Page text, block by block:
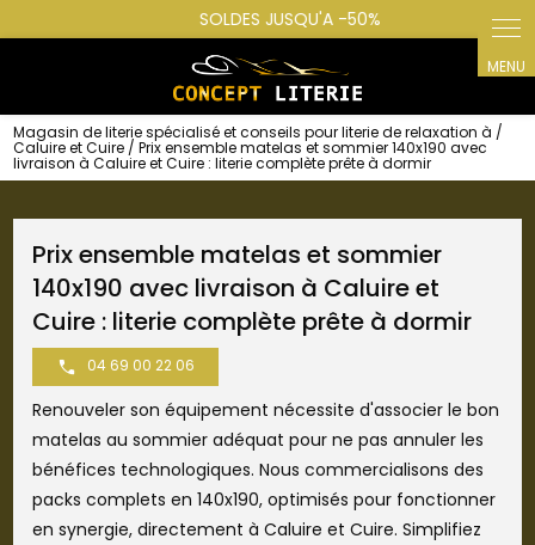
Magasin de literie spécialisé et conseils pour literie de relaxation à /
Caluire et Cuire / Prix ensemble matelas et sommier 140x190 avec
livraison à Caluire et Cuire : literie complète prête à dormir
Prix ensemble matelas et sommier
140x190 avec livraison à Caluire et
Cuire : literie complète prête à dormir
04 69 00 22 06
Renouveler son équipement nécessite d'associer le bon
matelas au sommier adéquat pour ne pas annuler les
bénéfices technologiques. Nous commercialisons des
packs complets en 140x190, optimisés pour fonctionner
en synergie, directement à Caluire et Cuire. Simplifiez
Panneau de gestion des cookies